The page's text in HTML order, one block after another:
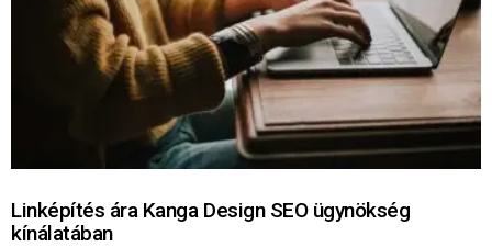
Linképítés ára Kanga Design SEO ügynökség
kínálatában